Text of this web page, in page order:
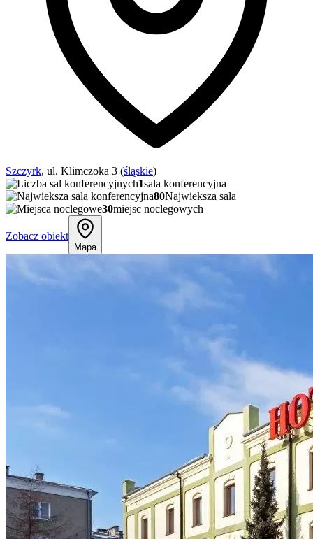
Szczyrk, ul. Klimczoka 3 (śląskie)
1sala konferencyjna
80Najwieksza sala
30miejsc noclegowych
Zobacz obiekt
Mapa